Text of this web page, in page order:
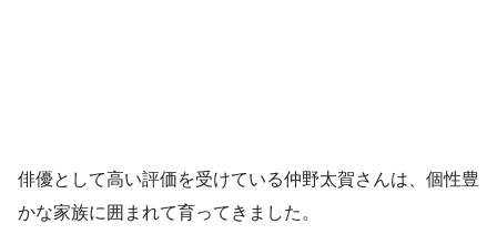
俳優として高い評価を受けている仲野太賀さんは、個性豊
かな家族に囲まれて育ってきました。